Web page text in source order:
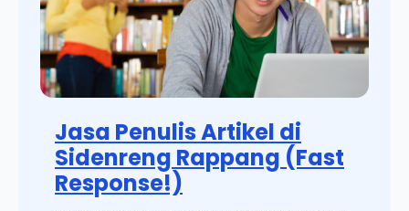
Jasa Penulis Artikel di
Sidenreng Rappang (Fast
Response!)